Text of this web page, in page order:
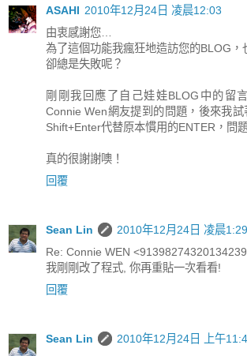
ASAHI 2010年12月24日 凌晨12:03
由衷感謝您…
為了這個功能我瘋狂地造訪您的BLOG，
卻總是失敗呢？
剛剛我回應了自己娃娃BLOG中的留
Connie Wen網友提到的問題，後來我
Shift+Enter代替原本慣用的ENTER，問
真的很謝謝噢！
回覆
Sean Lin
2010年12月24日 凌晨1:29
Re: Connie WEN
我剛剛改了程式, 你再重貼一次看看!
回覆
Sean Lin
2010年12月24日 上午